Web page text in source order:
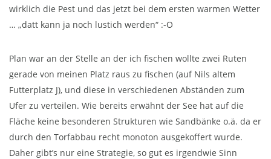
wirklich die Pest und das jetzt bei dem ersten warmen Wetter
… „datt kann ja noch lustich werden“ :-O
Plan war an der Stelle an der ich fischen wollte zwei Ruten
gerade von meinen Platz raus zu fischen (auf Nils altem
Futterplatz J), und diese in verschiedenen Abständen zum
Ufer zu verteilen. Wie bereits erwähnt der See hat auf die
Fläche keine besonderen Strukturen wie Sandbänke o.ä. da er
durch den Torfabbau recht monoton ausgekoffert wurde.
Daher gibt’s nur eine Strategie, so gut es irgendwie Sinn